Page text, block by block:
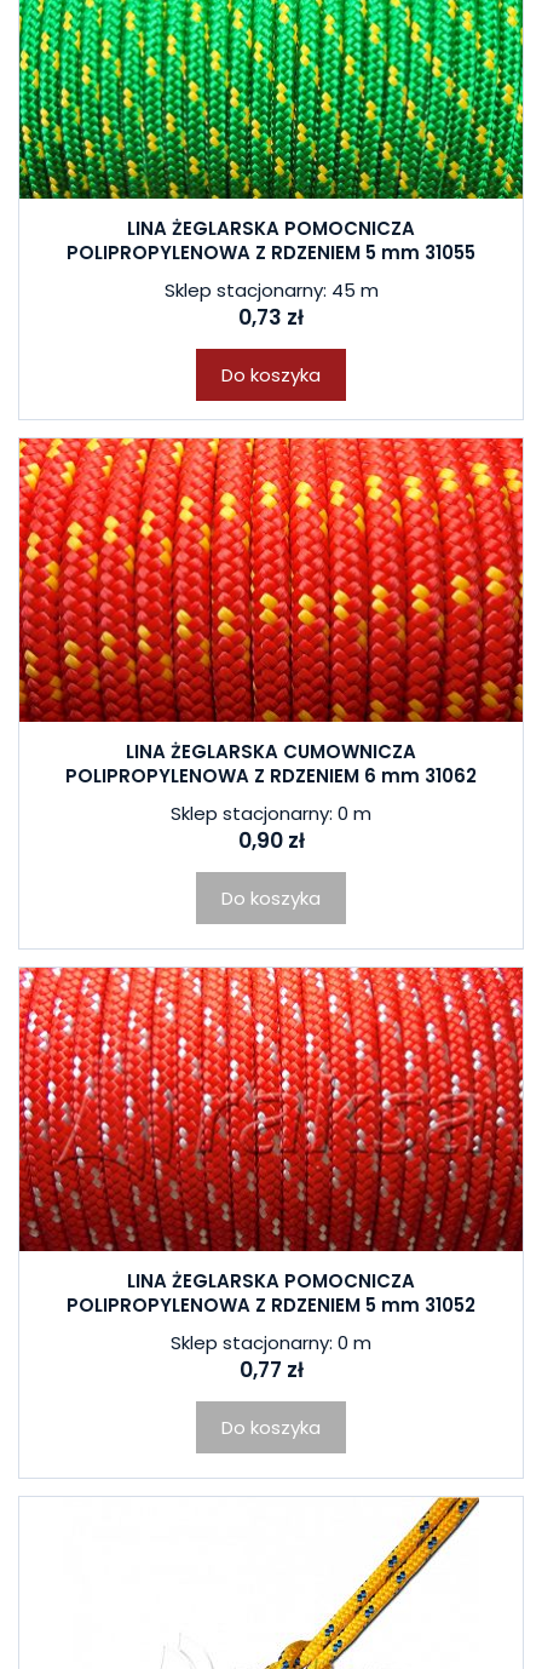
LINA ŻEGLARSKA POMOCNICZA
POLIPROPYLENOWA Z RDZENIEM 5 mm 31055
Sklep stacjonarny: 45 m
0,73 zł
Do koszyka
LINA ŻEGLARSKA CUMOWNICZA
POLIPROPYLENOWA Z RDZENIEM 6 mm 31062
Sklep stacjonarny: 0 m
0,90 zł
Do koszyka
LINA ŻEGLARSKA POMOCNICZA
POLIPROPYLENOWA Z RDZENIEM 5 mm 31052
Sklep stacjonarny: 0 m
0,77 zł
Do koszyka